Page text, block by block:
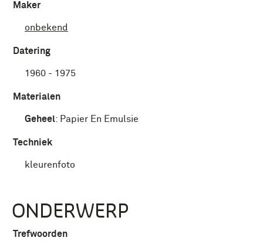
Maker
onbekend
Datering
1960 - 1975
Materialen
Geheel: Papier En Emulsie
Techniek
kleurenfoto
ONDERWERP
Trefwoorden